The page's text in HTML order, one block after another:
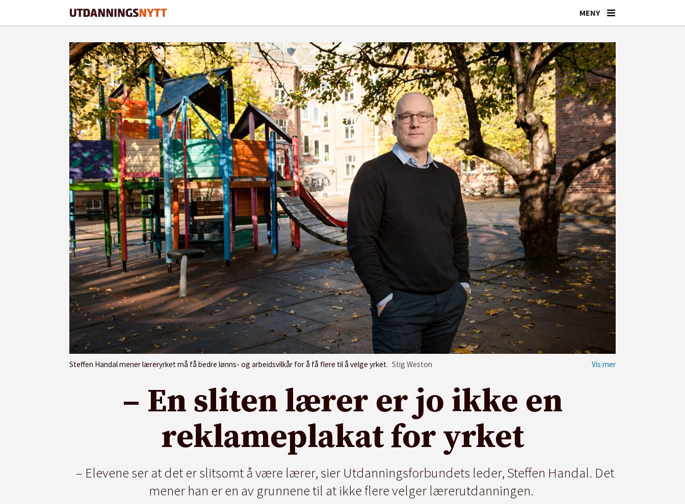
Steffen Handal mener læreryrket må få bedre lønns- og arbeidsvilkår for å få flere til å velge yrket. Stig Weston
– En sliten lærer er jo ikke en
reklameplakat for yrket
– Elevene ser at det er slitsomt å være lærer, sier Utdanningsforbundets leder, Steffen Handal. Det
mener han er en av grunnene til at ikke flere velger lærerutdanningen.